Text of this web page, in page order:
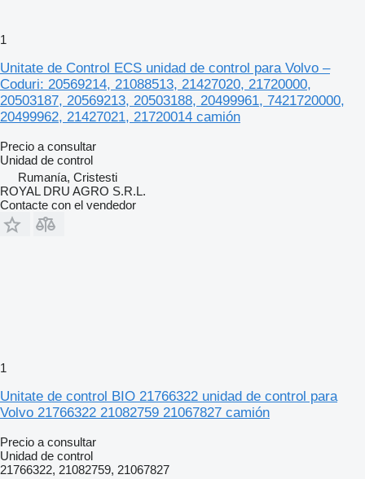
1
Unitate de Control ECS unidad de control para Volvo –
Coduri: 20569214, 21088513, 21427020, 21720000,
20503187, 20569213, 20503188, 20499961, 7421720000,
20499962, 21427021, 21720014 camión
Precio a consultar
Unidad de control
Rumanía, Cristesti
ROYAL DRU AGRO S.R.L.
Contacte con el vendedor
1
Unitate de control BIO 21766322 unidad de control para
Volvo 21766322 21082759 21067827 camión
Precio a consultar
Unidad de control
21766322, 21082759, 21067827